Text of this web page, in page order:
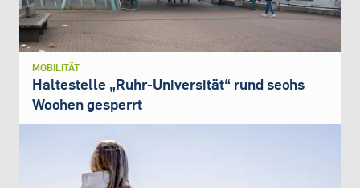
MOBILITÄT
Haltestelle „Ruhr-Universität“ rund sechs
Wochen gesperrt